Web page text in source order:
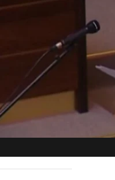
Ke stažení - Upload 1. 1. 2000
Lisabon